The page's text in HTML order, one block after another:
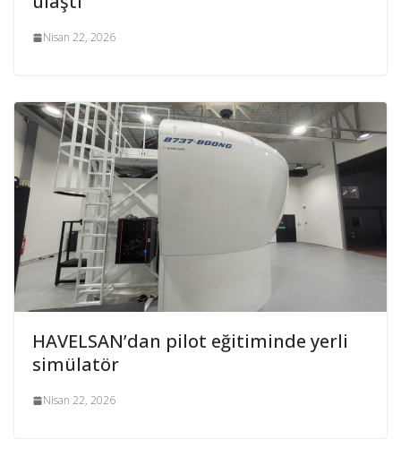
Nisan 22, 2026
HAVELSAN’dan pilot eğitiminde yerli
simülatör
Nisan 22, 2026